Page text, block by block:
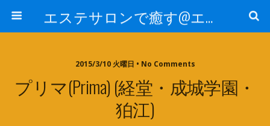
エステサロンで癒す@エステ～全国エステ情報
2015/3/10 火曜日 • No Comments
プリマ(prima) (経堂・成城学園・
狛江)